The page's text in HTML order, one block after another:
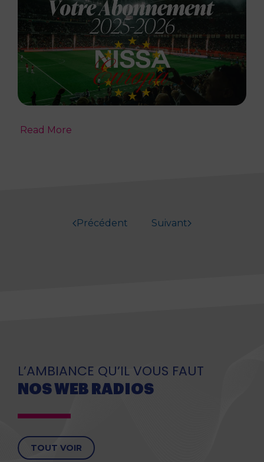
Read More
Précédent Suivant
L’AMBIANCE QU’IL VOUS FAUT
NOS WEB RADIOS
TOUT VOIR